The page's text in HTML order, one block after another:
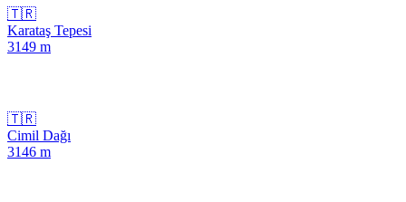
🇹🇷
Karataş Tepesi
3149 m
🇹🇷
Cimil Dağı
3146 m